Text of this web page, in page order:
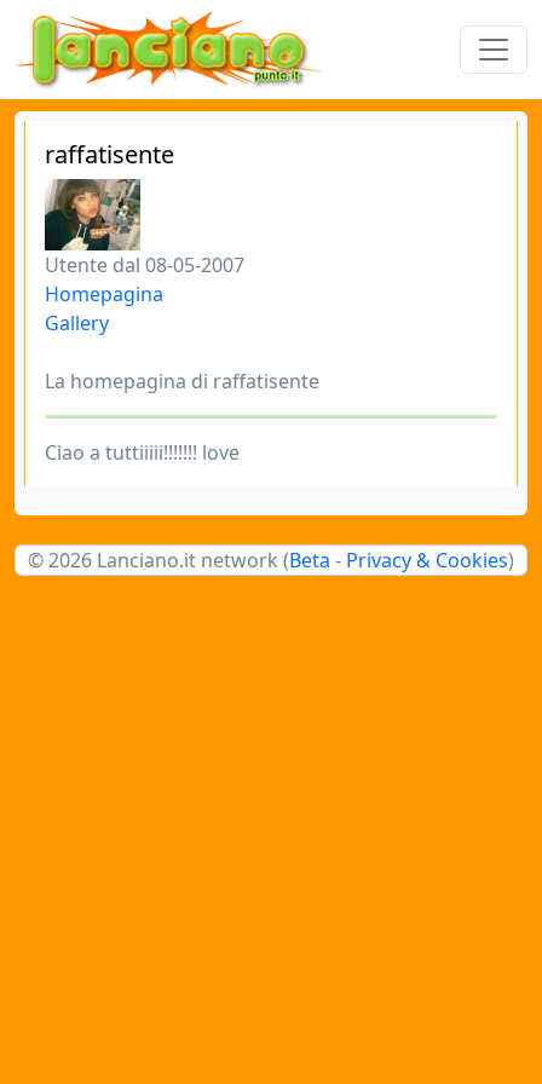
raffatisente
Utente dal 08-05-2007
Homepagina
Gallery
La homepagina di raffatisente
Ciao a tuttiiiii!!!!!!! love
© 2026 Lanciano.it network (Beta - Privacy & Cookies)